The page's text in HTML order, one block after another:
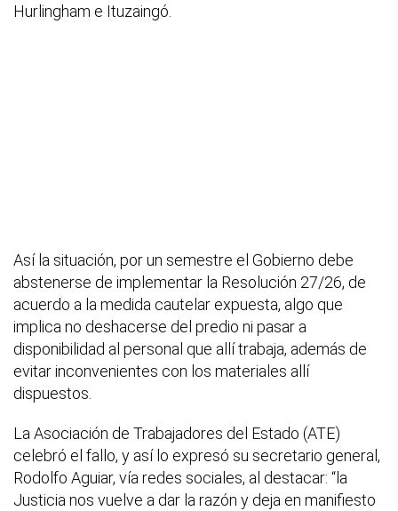
Hurlingham e Ituzaingó.
Así la situación, por un semestre el Gobierno debe
abstenerse de implementar la Resolución 27/26, de
acuerdo a la medida cautelar expuesta, algo que
implica no deshacerse del predio ni pasar a
disponibilidad al personal que allí trabaja, además de
evitar inconvenientes con los materiales allí
dispuestos.
La Asociación de Trabajadores del Estado (ATE)
celebró el fallo, y así lo expresó su secretario general,
Rodolfo Aguiar, vía redes sociales, al destacar: “la
Justicia nos vuelve a dar la razón y deja en manifiesto